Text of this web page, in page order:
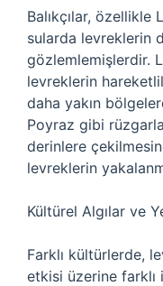
Balıkçılar, özellikle
sularda levreklerin
gözlemlemişlerdir.
levreklerin
daha yakın
Poyraz gibi
derinlere
levreklerin
Kültürel Algılar ve
Farklı kültürlerde,
etkisi üzerine farklı